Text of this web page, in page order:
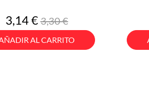
Precio
3,14 €Precio
base
3,30 €
AL CARRITO